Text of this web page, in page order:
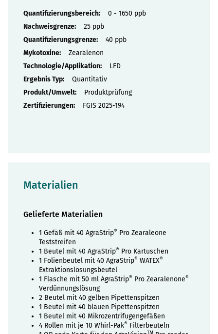
Eigenschaften
0 - 1650 ppb
25 ppb
40 ppb
Zearalenon
LFD
Quantitativ
Produktprüfung
FGIS 2025-194
Materialien
Gelieferte Materialien
1 Gefäß mit 40 AgraStrip® Pro Zearaleone
Teststreifen
1 Beutel mit 40 AgraStrip® Pro Kartuschen
1 Folienbeutel mit 40 AgraStrip® WATEX®
Extraktionslösungsbeutel
1 Flasche mit 50 ml AgraStrip® Pro Zearalenone®
Verdünnungslösung
2 Beutel mit 40 gelben Pipettenspitzen
1 Beutel mit 40 blauen Pipettenspitzen
1 Beutel mit 40 Mikrozentrifugengefäßen
4 Rollen mit je 10 Whirl-Pak® Filterbeuteln
TM